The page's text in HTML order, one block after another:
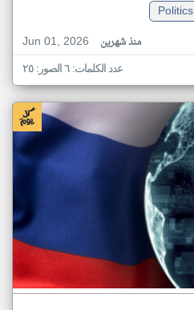
Politics
Jun 01, 2026
منذ شهرين
عدد الكلمات: ٦ الصور: ٢٥